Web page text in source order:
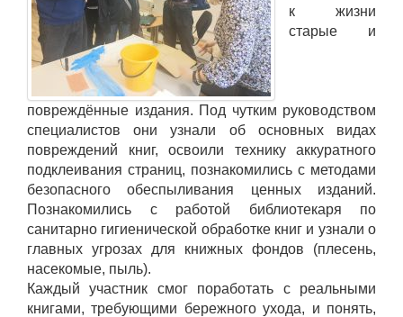
к жизни
старые и
повреждённые издания. Под чутким руководством
специалистов они узнали об основных видах
повреждений книг, освоили технику аккуратного
подклеивания страниц, познакомились с методами
безопасного обеспыливания ценных изданий.
Познакомились с работой библиотекаря по
санитарно гигиенической обработке книг и узнали о
главных угрозах для книжных фондов (плесень,
насекомые, пыль).
Каждый участник смог поработать с реальными
книгами, требующими бережного ухода, и понять,